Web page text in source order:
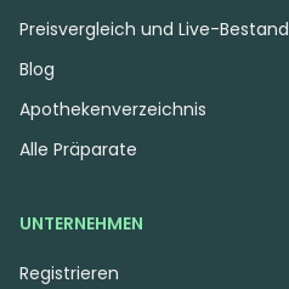
Preisvergleich und Live-Bestand
Blog
Apothekenverzeichnis
Alle Präparate
UNTERNEHMEN
Registrieren